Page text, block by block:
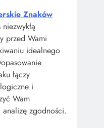
Znaków
przed Wami
idealnego
łączy
i
Wam
zgodności.